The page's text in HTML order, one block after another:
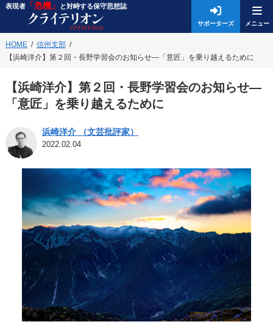
表現者「危機」 と対峙する保守思想誌
サポーターズ
HOME
信州支部
【浜崎洋介】第２回・長野学習会のお知らせ—「意匠」を乗り越えるために
【浜崎洋介】第２回・長野学習会のお知らせ—
「意匠」を乗り越えるために
浜崎洋介 （文芸批評家）
2022.02.04